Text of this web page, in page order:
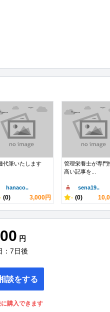
代筆いたします
hanaco..
(0) 3,000円
管理栄養士が専門
高い記事を...
sena19..
- (0)
円
：7日後
談をする
購入できます